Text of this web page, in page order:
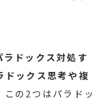
ラドックス対処す
ドックス思考や複
この2つはパラドッ